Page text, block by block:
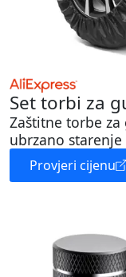
Set torbi za
Zaštitne torbe za
ubrzano
Provjeri cijenu